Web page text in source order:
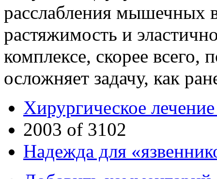
расслабления мышечных
растяжимость и
комплексе, скорее всего,
осложняет задачу, как
Хирургическое
2003 of 3102
Надежда для